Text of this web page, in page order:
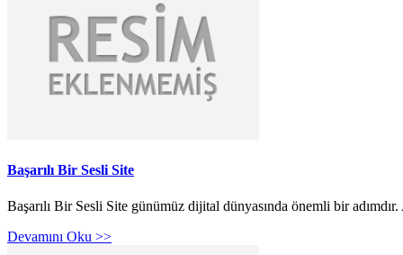
Başarılı Bir Sesli Site
Başarılı Bir Sesli Site günümüz dijital dünyasında önemli bir
Devamını Oku >>